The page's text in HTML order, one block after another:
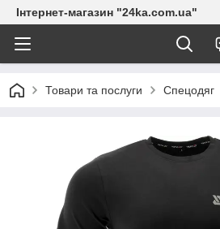
Інтернет-магазин "24ka.com.ua"
Товари та послуги Спецодяг